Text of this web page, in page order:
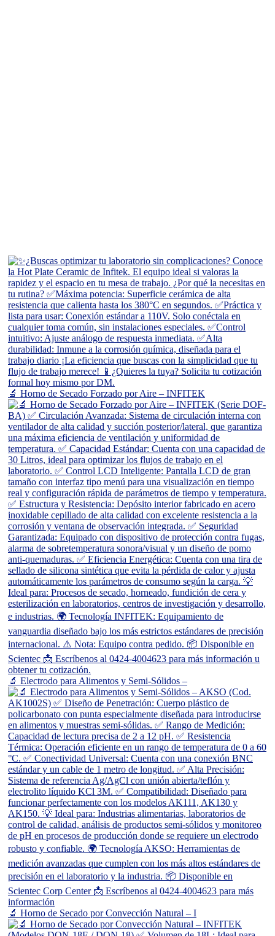
🔬 Horno de Secado Forzado por Aire – INFITEK
🔬 Electrodo para Alimentos y Semi-Sólidos –
🔬 Horno de Secado por Convección Natural – I